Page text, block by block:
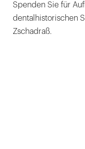
Spenden Sie für
dentalhistorischen
Zschadraß.